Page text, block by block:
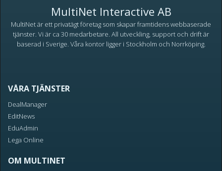
MultiNet Interactive AB
MultiNet är ett privatägt företag som skapar framtidens webbaserade
tjänster. Vi är ca 30 medarbetare. All utveckling, support och drift är
baserad i Sverige. Våra kontor ligger i Stockholm och Norrköping.
VÅRA TJÄNSTER
DealManager
EditNews
EduAdmin
Lega Online
OM MULTINET